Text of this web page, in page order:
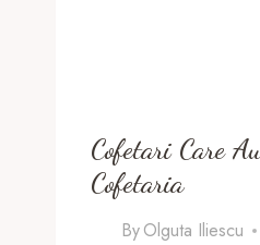
Cofetari Care
Cofetaria
ByOlguta Iliescu